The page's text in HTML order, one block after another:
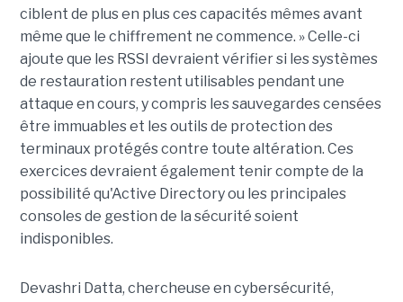
ciblent de plus en plus ces capacités mêmes avant
même que le chiffrement ne commence. » Celle-ci
ajoute que les RSSI devraient vérifier si les systèmes
de restauration restent utilisables pendant une
attaque en cours, y compris les sauvegardes censées
être immuables et les outils de protection des
terminaux protégés contre toute altération. Ces
exercices devraient également tenir compte de la
possibilité qu'Active Directory ou les principales
consoles de gestion de la sécurité soient
indisponibles.
Devashri Datta, chercheuse en cybersécurité,